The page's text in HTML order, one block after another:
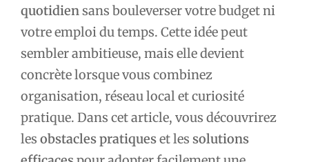
quotidiensans bouleverser votre budget ni
votre emploi du temps. Cette idée peut
sembler ambitieuse, mais elle devient
concrète lorsque vous combinez
organisation, réseau local et curiosité
pratique. Dans cet article, vous découvrirez
les obstacles pratiqueset les solutions